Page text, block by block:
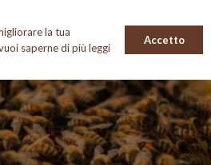
la tua
saperne di più leggi
Accetto